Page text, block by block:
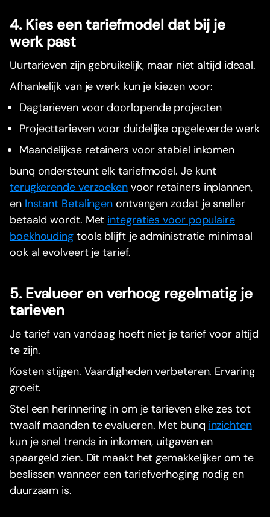
4. Kies een tariefmodel dat bij je
werk past
Uurtarieven zijn gebruikelijk, maar niet altijd ideaal.
Afhankelijk van je werk kun je kiezen voor:
Dagtarieven voor doorlopende projecten
Projecttarieven voor duidelijke opgeleverde werk
Maandelijkse retainers voor stabiel inkomen
bunq ondersteunt elk tariefmodel. Je kunt
terugkerende verzoeken voor retainers inplannen,
en Instant Betalingen ontvangen zodat je sneller
betaald wordt. Met integraties voor populaire
boekhouding tools blijft je administratie minimaal
ook al evolveert je tarief.
5. Evalueer en verhoog regelmatig je
tarieven
Je tarief van vandaag hoeft niet je tarief voor altijd
te zijn.
Kosten stijgen. Vaardigheden verbeteren. Ervaring
groeit.
Stel een herinnering in om je tarieven elke zes tot
twaalf maanden te evalueren. Met bunq inzichten
kun je snel trends in inkomen, uitgaven en
spaargeld zien. Dit maakt het gemakkelijker om te
beslissen wanneer een tariefverhoging nodig en
duurzaam is.